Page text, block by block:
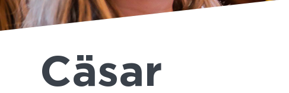
Cäsar